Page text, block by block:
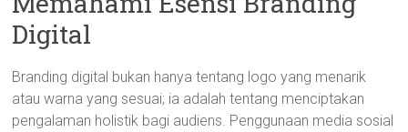
Digital
Branding digital bukan hanya tentang logo yang menarik
atau warna yang sesuai; ia adalah tentang menciptakan
pengalaman holistik bagi audiens. Penggunaan media sosial